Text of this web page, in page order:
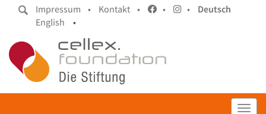
Impressum • Kontakt • • •
Deutsch
English
•